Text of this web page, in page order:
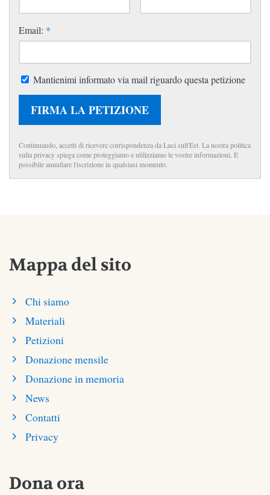
Email: *
Mantienimi informato via mail riguardo questa petizione
FIRMA LA PETIZIONE
Continuando, accetti di ricevere corrispondenza da Luci sull'Est. La nostra politica
sulla privacy spiega come proteggiamo e utilizziamo le vostre informazioni. È
possibile annullare l'iscrizione in qualsiasi momento.
Mappa del sito
Chi siamo
Materiali
Petizioni
Donazione mensile
Donazione in memoria
News
Contatti
Privacy
Dona ora